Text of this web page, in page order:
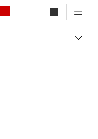
Canon Logo, back to